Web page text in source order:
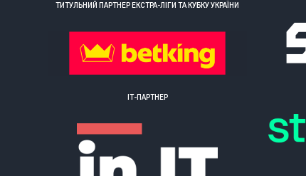
ТИТУЛЬНИЙ ПАРТНЕР ЕКСТРА-ЛІГИ ТА КУБКУ УКРАЇНИ
ІТ-ПАРТНЕР